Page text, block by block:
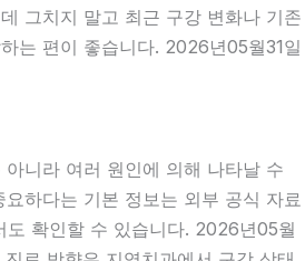
그치지 말고 최근 구강 변화나 기존
는 편이 좋습니다. 2026년05월31일
니라 여러 원인에 의해 나타날 수
하다는 기본 정보는 외부 공식 자료
도 확인할 수 있습니다. 2026년05월